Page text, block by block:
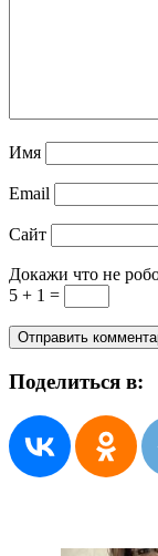
Имя
Email
Сайт
Докажи что не
5 + 1 =
Поделиться в: